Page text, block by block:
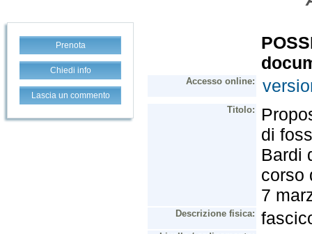
Prenota
Chiedi info
Lascia un commento